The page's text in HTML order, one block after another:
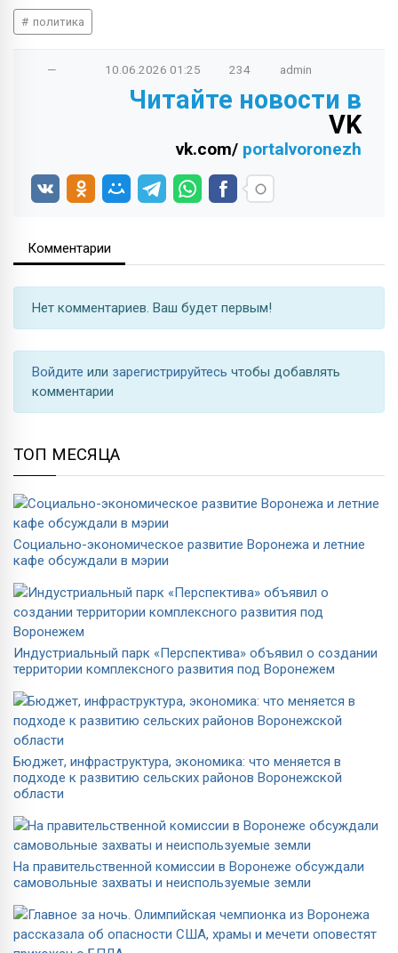
политика
— 10.06.2026 01:25 234 admin
Читайте новости в
VK
vk.com/ portalvoronezh
Комментарии
Нет комментариев. Ваш будет первым!
Войдите или зарегистрируйтесь чтобы добавлять
комментарии
ТОП МЕСЯЦА
Социально-экономическое развитие Воронежа и летние
кафе обсуждали в мэрии
Индустриальный парк «Перспектива» объявил о создании
территории комплексного развития под Воронежем
Бюджет, инфраструктура, экономика: что меняется в
подходе к развитию сельских районов Воронежской
области
На правительственной комиссии в Воронеже обсуждали
самовольные захваты и неиспользуемые земли